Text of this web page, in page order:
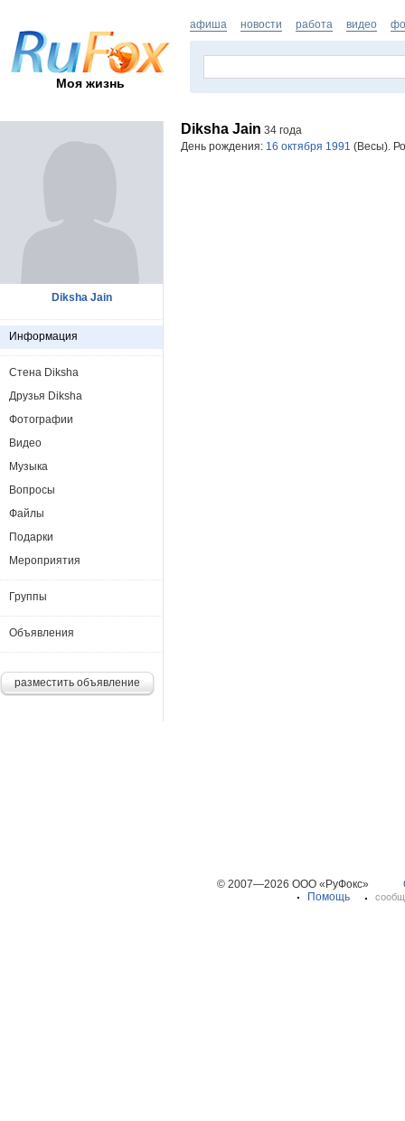
Моя жизнь
афиша новости работа видео
Diksha Jain 34 года
День рождения: 16 октября 1991 (Весы).
Diksha Jain
Информация
Стена Diksha
Друзья Diksha
Фотографии
Видео
Музыка
Вопросы
Файлы
Подарки
Мероприятия
Группы
Объявления
разместить объявление
© 2007—2026 ООО «РуФокс»
Помощь